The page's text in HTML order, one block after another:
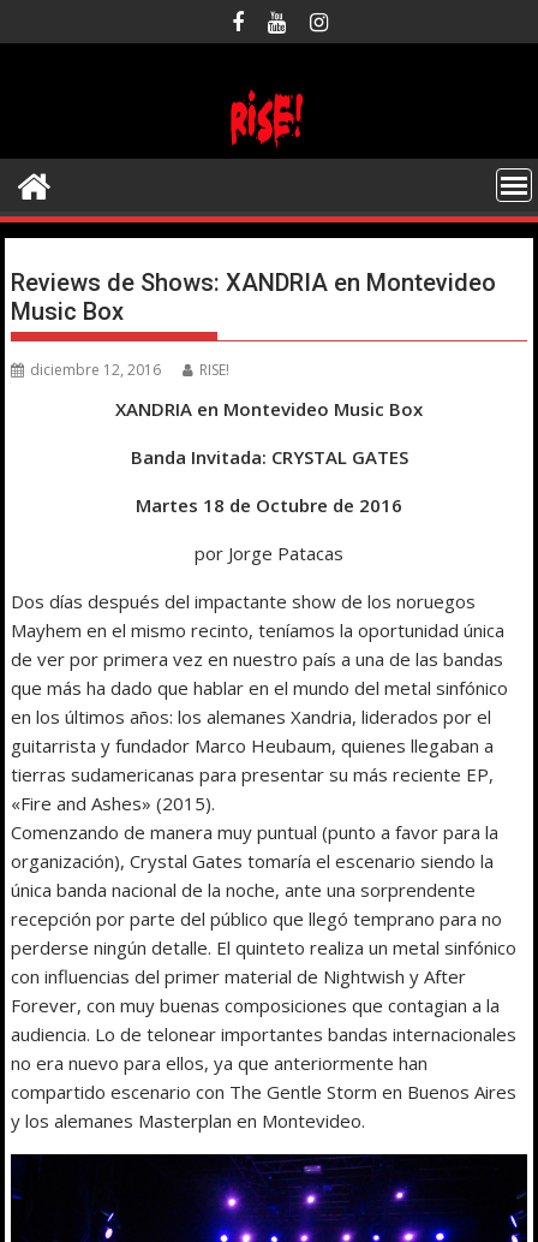
al
Reviews de Shows: XANDRIA en Montevideo
Music Box
diciembre 12, 2016 RISE!
XANDRIA en Montevideo Music Box
Banda Invitada: CRYSTAL GATES
Martes 18 de Octubre de 2016
por Jorge Patacas
Dos días después del impactante show de los noruegos
Mayhem en el mismo recinto, teníamos la oportunidad única
de ver por primera vez en nuestro país a una de las bandas
que más ha dado que hablar en el mundo del metal sinfónico
en los últimos años: los alemanes Xandria, liderados por el
guitarrista y fundador Marco Heubaum, quienes llegaban a
tierras sudamericanas para presentar su más reciente EP,
«Fire and Ashes» (2015).
Comenzando de manera muy puntual (punto a favor para la
organización), Crystal Gates tomaría el escenario siendo la
única banda nacional de la noche, ante una sorprendente
recepción por parte del público que llegó temprano para no
perderse ningún detalle. El quinteto realiza un metal sinfónico
con influencias del primer material de Nightwish y After
Forever, con muy buenas composiciones que contagian a la
audiencia. Lo de telonear importantes bandas internacionales
no era nuevo para ellos, ya que anteriormente han
compartido escenario con The Gentle Storm en Buenos Aires
y los alemanes Masterplan en Montevideo.